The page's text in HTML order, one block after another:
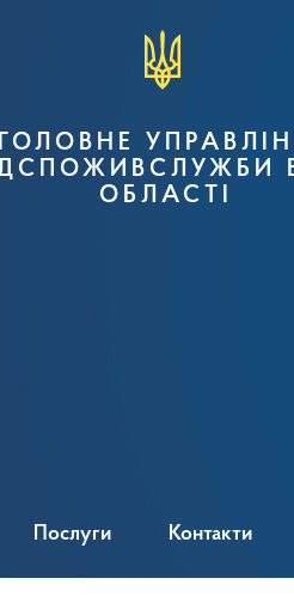
ГОЛОВНЕ
В
ОБЛАСТІ
Послуги Контакти